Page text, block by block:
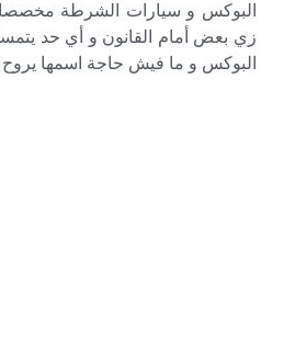
البوكس و سيارات الشرطة
زي بعض أمام القانون و أي حد
البوكس و ما فيش حاجة اسمها يروح